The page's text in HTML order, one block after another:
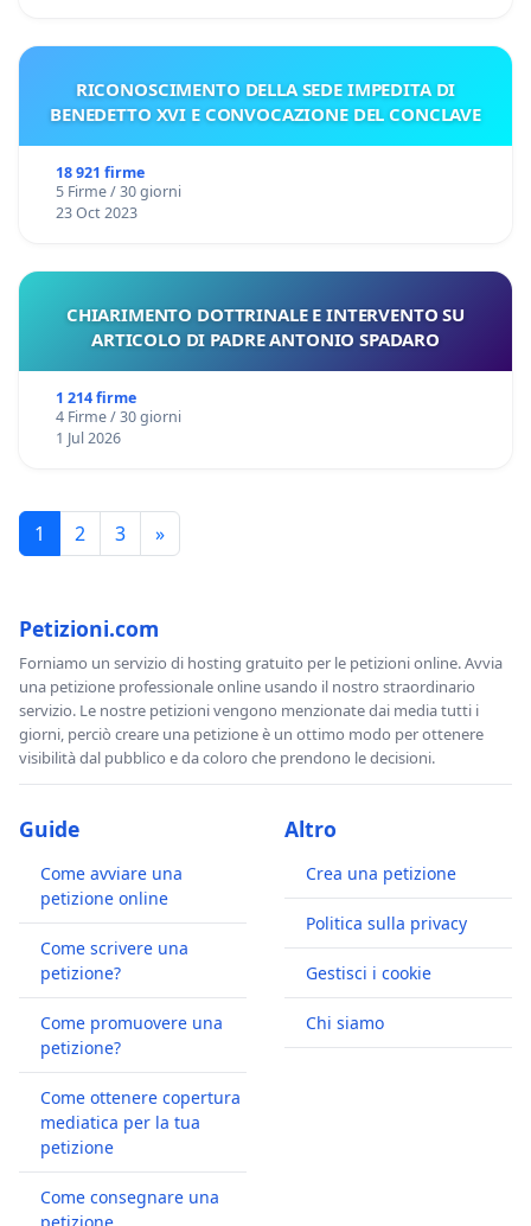
RICONOSCIMENTO DELLA SEDE IMPEDITA DI
BENEDETTO XVI E CONVOCAZIONE DEL CONCLAVE
18 921 firme
5 Firme / 30 giorni
23 Oct 2023
CHIARIMENTO DOTTRINALE E INTERVENTO SU
ARTICOLO DI PADRE ANTONIO SPADARO
1 214 firme
4 Firme / 30 giorni
1 Jul 2026
1 2 3 »
Petizioni.com
Forniamo un servizio di hosting gratuito per le petizioni online. Avvia
una petizione professionale online usando il nostro straordinario
servizio. Le nostre petizioni vengono menzionate dai media tutti i
giorni, perciò creare una petizione è un ottimo modo per ottenere
visibilità dal pubblico e da coloro che prendono le decisioni.
Guide
Come avviare una
petizione online
Come scrivere una
petizione?
Come promuovere una
petizione?
Come ottenere copertura
mediatica per la tua
petizione
Come consegnare una
Altro
Crea una petizione
Politica sulla privacy
Gestisci i cookie
Chi siamo